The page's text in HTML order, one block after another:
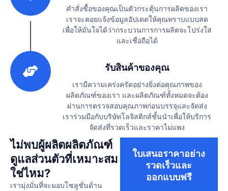
คำสั่งซื้อของคุณเป็นตัวกระตุ้นการผลิตของเรา
เราจะคอยแจ้งข้อมูลอัปเดตให้คุณทราบแบบสด
เพื่อให้มั่นใจได้ว่ากระบวนการการผลิตจะโปร่งใส
และเชื่อถือได้
รับสินค้าของคุณ
เรามีความเคร่งครัดอย่างยิ่งต่อคุณภาพของ
ผลิตภัณฑ์ของเรา และผลิตภัณฑ์ทั้งหมดจะต้อง
ผ่านการตรวจสอบคุณภาพก่อนบรรจุและจัดส่ง
เราร่วมมือกับบริษัทโลจิสติกส์ชั้นนำเพื่อให้บริการ
จัดส่งที่รวดเร็วและราคาไม่แพง
ไม่พบผู้ผลิตผลิตภัณฑ์
ดูแลส่วนตัวที่เหมาะสม
ใช่ไหม?
เรามุ่งมั่นที่จะมอบโซลูชั่นด้าน
ใบเสนอราคาอย่าง
รวดเร็วและ
ออกแบบฟรี